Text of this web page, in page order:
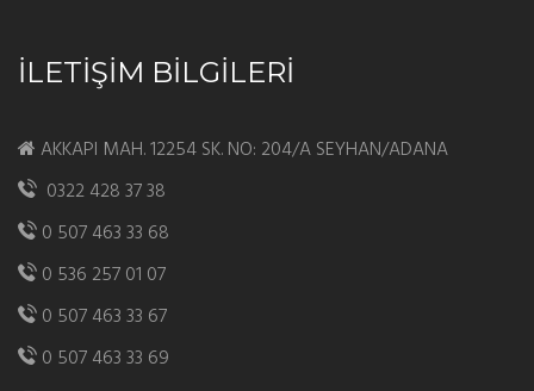
İLETİŞİM BİLGİLERİ
AKKAPI MAH. 12254 SK. NO: 204/A SEYHAN/ADANA
0322 428 37 38
0 507 463 33 68
0 536 257 01 07
0 507 463 33 67
0 507 463 33 69